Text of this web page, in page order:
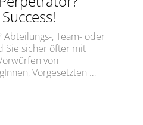
Abteilungs-, Team- oder
Sie sicher öfter mit
von
Vorgesetzten …
Verantwortung? Opfer?